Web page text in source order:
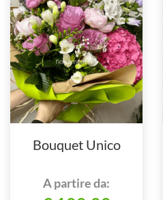
Bouquet Unico
A partire da: